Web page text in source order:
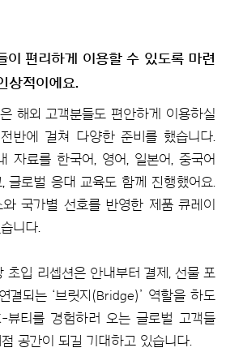
이 편리하게 이용할 수 있도록 마련
상적이에요.
해외 고객분들도 편안하게 이용하실
반에 걸쳐 다양한 준비를 했습니다.
자료를 한국어, 영어, 일본어, 중국어
글로벌 응대 교육도 함께 진행했어요.
국가별 선호를 반영한 제품 큐레이
니다.
초입 리셉션은 안내부터 결제, 선물 포
결되는 ‘브릿지(Bridge)’ 역할을 하도
뷰티를 경험하러 오는 글로벌 고객들
공간이 되길 기대하고 있습니다.